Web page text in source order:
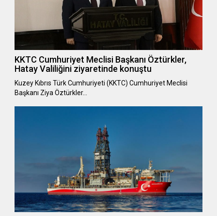
KKTC Cumhuriyet Meclisi Başkanı Öztürkler,
Hatay Valiliğini ziyaretinde konuştu
Kuzey Kıbrıs Türk Cumhuriyeti (KKTC) Cumhuriyet Meclisi
Başkanı Ziya Öztürkler…